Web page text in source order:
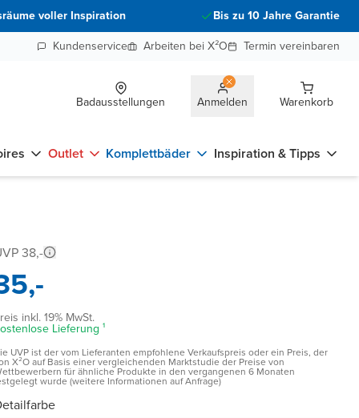
voller Inspiration
Bis zu 10 Jahre Garantie
Kundenservice
Arbeiten bei X²O Termin vereinbaren
Badausstellungen Anmelden Warenkorb
Outlet Komplettbäder Inspiration & Tipps
38,-
inkl. 19% MwSt.
Lieferung ¹
UVP ist der vom Lieferanten empfohlene Verkaufspreis oder ein Preis, der
X²O auf Basis einer vergleichenden Marktstudie der Preise von
für ähnliche Produkte in den vergangenen 6 Monaten
wurde (weitere Informationen auf Anfrage)